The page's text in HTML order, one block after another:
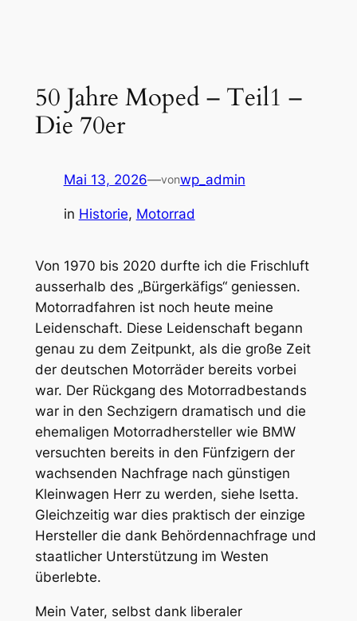
50 Jahre Moped – Teil1 –
Die 70er
Mai 13, 2026—vonwp_admin
in Historie, Motorrad
Von 1970 bis 2020 durfte ich die Frischluft
ausserhalb des „Bürgerkäfigs“ geniessen.
Motorradfahren ist noch heute meine
Leidenschaft. Diese Leidenschaft begann
genau zu dem Zeitpunkt, als die große Zeit
der deutschen Motorräder bereits vorbei
war. Der Rückgang des Motorradbestands
war in den Sechzigern dramatisch und die
ehemaligen Motorradhersteller wie BMW
versuchten bereits in den Fünfzigern der
wachsenden Nachfrage nach günstigen
Kleinwagen Herr zu werden, siehe Isetta.
Gleichzeitig war dies praktisch der einzige
Hersteller die dank Behördennachfrage und
staatlicher Unterstützung im Westen
überlebte.
Mein Vater, selbst dank liberaler